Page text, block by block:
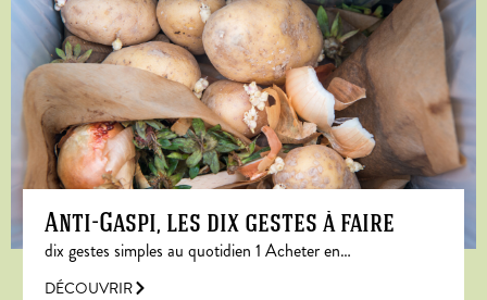
Anti-Gaspi, les dix gestes à faire
dix gestes simples au quotidien 1 Acheter en…
DÉCOUVRIR